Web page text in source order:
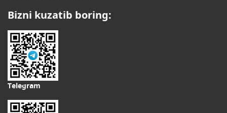
Bizni kuzatib boring:
Telegram